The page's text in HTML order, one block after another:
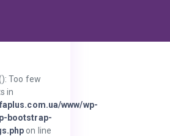
Too few
in
www/wp-
bootstrap-
on line